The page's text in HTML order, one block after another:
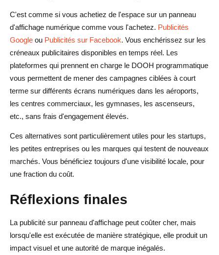
C'est comme si vous achetiez de l'espace sur un panneau
d'affichage numérique comme vous l'achetez. Publicités
Google ou Publicités sur Facebook. Vous enchérissez sur les
créneaux publicitaires disponibles en temps réel. Les
plateformes qui prennent en charge le DOOH programmatique
vous permettent de mener des campagnes ciblées à court
terme sur différents écrans numériques dans les aéroports,
les centres commerciaux, les gymnases, les ascenseurs,
etc., sans frais d'engagement élevés.
Ces alternatives sont particulièrement utiles pour les startups,
les petites entreprises ou les marques qui testent de nouveaux
marchés. Vous bénéficiez toujours d'une visibilité locale, pour
une fraction du coût.
Réflexions finales
La publicité sur panneau d'affichage peut coûter cher, mais
lorsqu'elle est exécutée de manière stratégique, elle produit un
impact visuel et une autorité de marque inégalés.